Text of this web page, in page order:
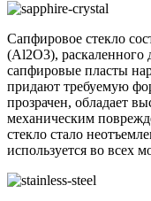
Сапфировое стекло
(Al2O3), раскаленного
сапфировые пласты
придают требуемую
прозрачен, обладает
механическим
стекло стало
используется во всех